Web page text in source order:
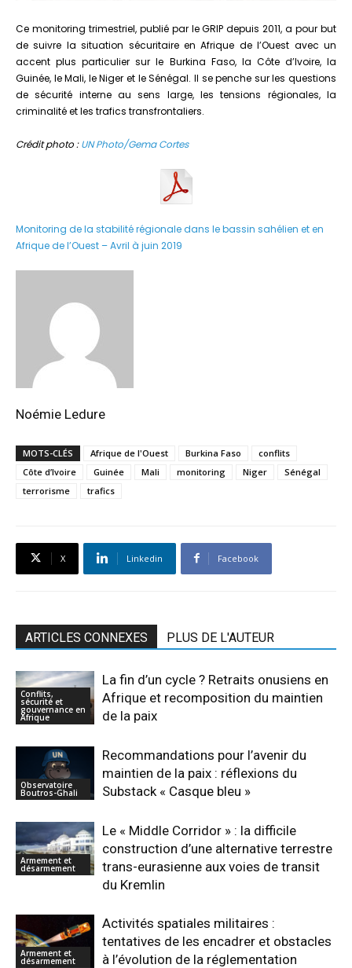
Ce monitoring trimestriel, publié par le GRIP depuis 2011, a pour but
de suivre la situation sécuritaire en Afrique de l’Ouest avec un
accent plus particulier sur le Burkina Faso, la Côte d’Ivoire, la
Guinée, le Mali, le Niger et le Sénégal. Il se penche sur les questions
de sécurité interne au sens large, les tensions régionales, la
criminalité et les trafics transfrontaliers.
Crédit photo :UN Photo/Gema Cortes
Monitoring de la stabilité régionale dans le bassin sahélien et en
Afrique de l’Ouest – Avril à juin 2019
Noémie Ledure
MOTS-CLÉS Afrique de l'Ouest Burkina Faso
conflits
Côte d’Ivoire
Guinée Mali monitoring Niger
Sénégal
terrorisme
trafics
X Linkedin Facebook
ARTICLES CONNEXES PLUS DE L'AUTEUR
Conflits,
sécurité et
gouvernance en
Afrique
La fin d’un cycle ? Retraits onusiens en
Afrique et recomposition du maintien
de la paix
Observatoire
Boutros-Ghali
Recommandations pour l’avenir du
maintien de la paix : réflexions du
Substack « Casque bleu »
Armement et
désarmement
Le « Middle Corridor » : la difficile
construction d’une alternative terrestre
trans-eurasienne aux voies de transit
du Kremlin
Armement et
désarmement
Activités spatiales militaires :
tentatives de les encadrer et obstacles
à l’évolution de la réglementation